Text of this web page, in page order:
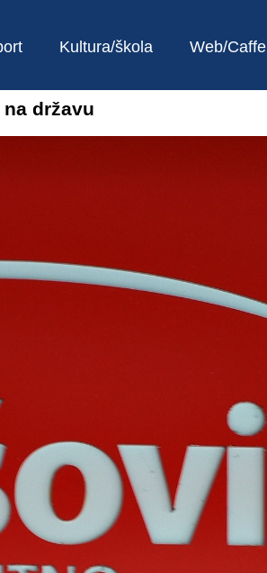
Kultura/škola Web/Caffe
državu